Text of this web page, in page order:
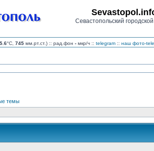
Севастопольский
°C, 745 мм.рт.ст.) :: рад.фон - мкр/ч :: telegram :: наш фото-
темы